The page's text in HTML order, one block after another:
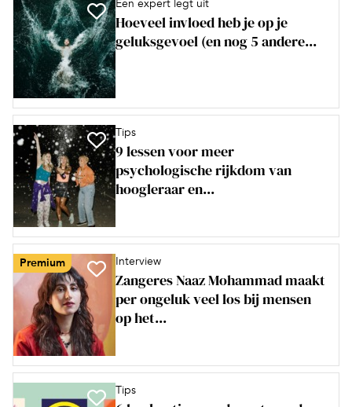
Een expert legt uit
Hoeveel invloed heb je op je
geluksgevoel (en nog 5 andere...
Tips
9 lessen voor meer
psychologische rijkdom van
hoogleraar en...
Premium Interview
Zangeres Naaz Mohammad maakt
per ongeluk veel los bij mensen
op het...
Tips